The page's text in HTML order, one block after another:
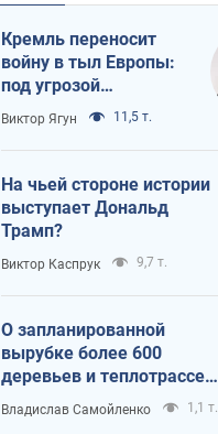
Кремль переносит
войну в тыл Европы:
под угрозой
критическая
логистика
Виктор Ягун 11,5 т.
На чьей стороне истории
выступает Дональд
Трамп?
Виктор Каспрук 9,7 т.
О запланированной
вырубке более 600
деревьев и теплотрассе:
что происходит на
Теремках в Киеве
Владислав Самойленко 1,1 т.